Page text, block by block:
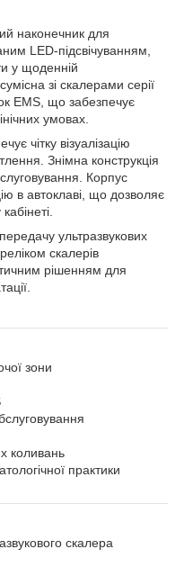
наконечник для
LED-підсвічуванням,
у щоденній
зі скалерами серії
EMS, що забезпечує
умовах.
чітку візуалізацію
Знімна конструкція
Корпус
в автоклаві, що дозволяє
ультразвукових
скалерів
рішенням для
зони
коливань
практики
скалера